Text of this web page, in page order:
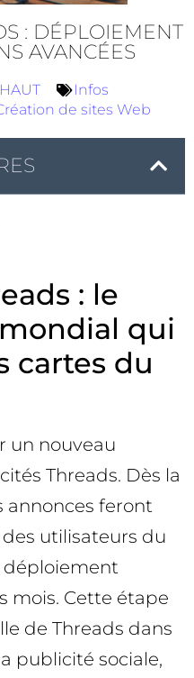
: DÉPLOIEMENT
AVANCÉES
Infos
de sites Web
: le
qui
cartes du
un nouveau
Threads. Dès la
annonces feront
utilisateurs du
déploiement
mois. Cette étape
de Threads dans
publicité sociale,